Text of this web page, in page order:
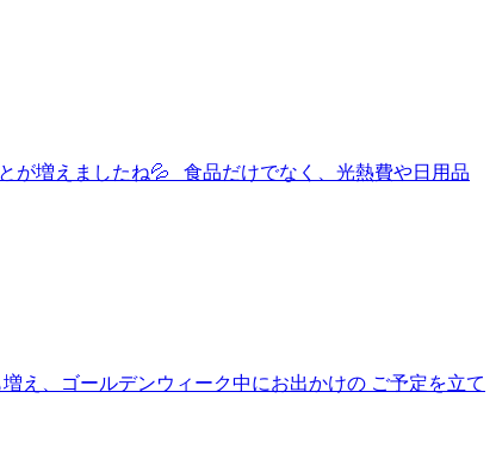
が増えましたね💦 食品だけでなく、光熱費や日用品
え、ゴールデンウィーク中にお出かけの ご予定を立て